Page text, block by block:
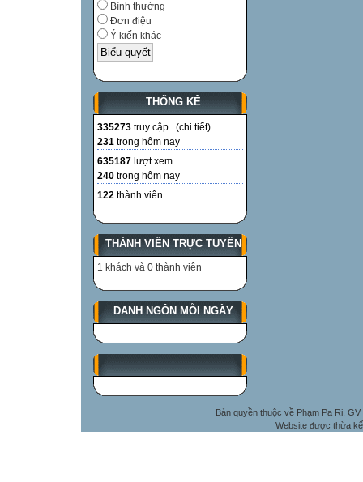
Bình thường
Đơn điệu
Ý kiến khác
THỐNG KÊ
335273 truy cập (chi tiết)
231 trong hôm nay
635187 lượt xem
240 trong hôm nay
122 thành viên
THÀNH VIÊN TRỰC TUYẾN
1 khách và 0 thành viên
DANH NGÔN MỖI NGÀY
Bản quyền thuộc về Phạm Pa Ri,
Website được thừa